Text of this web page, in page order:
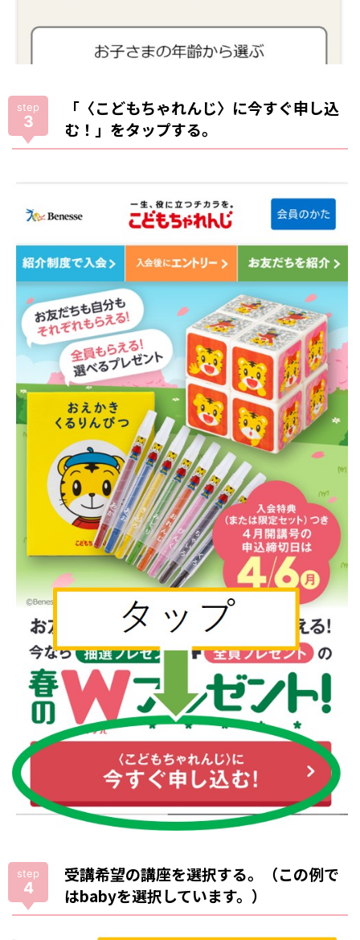
step
3
「〈こどもちゃれんじ〉に今すぐ申し込
む！」をタップする。
step
4
受講希望の講座を選択する。（この例で
はbabyを選択しています。）